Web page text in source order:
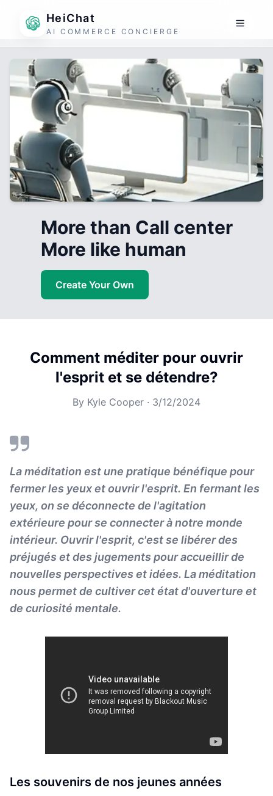
HeiChat
AI COMMERCE CONCIERGE
More than Call center
More like human
Create Your Own
Comment méditer pour ouvrir
l'esprit et se détendre?
By Kyle Cooper · 3/12/2024
La méditation est une pratique bénéfique pour
fermer les yeux et ouvrir l'esprit. En fermant les
yeux, on se déconnecte de l'agitation
extérieure pour se connecter à notre monde
intérieur. Ouvrir l'esprit, c'est se libérer des
préjugés et des jugements pour accueillir de
nouvelles perspectives et idées. La méditation
nous permet de cultiver cet état d'ouverture et
de curiosité mentale.
Les souvenirs de nos jeunes années